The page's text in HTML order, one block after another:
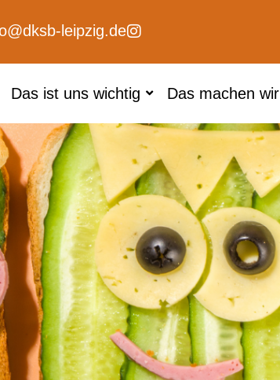
leipzig.de
Das ist uns wichtig Das machen wir